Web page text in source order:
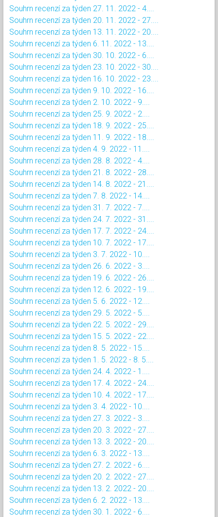
Souhrn recenzí za týden 27. 11. 2022 - 4....
Souhrn recenzí za týden 20. 11. 2022 - 27....
Souhrn recenzí za týden 13. 11. 2022 - 20....
Souhrn recenzí za týden 6. 11. 2022 - 13....
Souhrn recenzí za týden 30. 10. 2022 - 6....
Souhrn recenzí za týden 23. 10. 2022 - 30....
Souhrn recenzí za týden 16. 10. 2022 - 23....
Souhrn recenzí za týden 9. 10. 2022 - 16....
Souhrn recenzí za týden 2. 10. 2022 - 9....
Souhrn recenzí za týden 25. 9. 2022 - 2....
Souhrn recenzí za týden 18. 9. 2022 - 25....
Souhrn recenzí za týden 11. 9. 2022 - 18....
Souhrn recenzí za týden 4. 9. 2022 - 11....
Souhrn recenzí za týden 28. 8. 2022 - 4....
Souhrn recenzí za týden 21. 8. 2022 - 28....
Souhrn recenzí za týden 14. 8. 2022 - 21....
Souhrn recenzí za týden 7. 8. 2022 - 14....
Souhrn recenzí za týden 31. 7. 2022 - 7....
Souhrn recenzí za týden 24. 7. 2022 - 31....
Souhrn recenzí za týden 17. 7. 2022 - 24....
Souhrn recenzí za týden 10. 7. 2022 - 17....
Souhrn recenzí za týden 3. 7. 2022 - 10....
Souhrn recenzí za týden 26. 6. 2022 - 3....
Souhrn recenzí za týden 19. 6. 2022 - 26....
Souhrn recenzí za týden 12. 6. 2022 - 19....
Souhrn recenzí za týden 5. 6. 2022 - 12....
Souhrn recenzí za týden 29. 5. 2022 - 5....
Souhrn recenzí za týden 22. 5. 2022 - 29....
Souhrn recenzí za týden 15. 5. 2022 - 22....
Souhrn recenzí za týden 8. 5. 2022 - 15....
Souhrn recenzí za týden 1. 5. 2022 - 8. 5....
Souhrn recenzí za týden 24. 4. 2022 - 1....
Souhrn recenzí za týden 17. 4. 2022 - 24....
Souhrn recenzí za týden 10. 4. 2022 - 17....
Souhrn recenzí za týden 3. 4. 2022 - 10....
Souhrn recenzí za týden 27. 3. 2022 - 3....
Souhrn recenzí za týden 20. 3. 2022 - 27....
Souhrn recenzí za týden 13. 3. 2022 - 20....
Souhrn recenzí za týden 6. 3. 2022 - 13....
Souhrn recenzí za týden 27. 2. 2022 - 6....
Souhrn recenzí za týden 20. 2. 2022 - 27....
Souhrn recenzí za týden 13. 2. 2022 - 20....
Souhrn recenzí za týden 6. 2. 2022 - 13....
Souhrn recenzí za týden 30. 1. 2022 - 6....